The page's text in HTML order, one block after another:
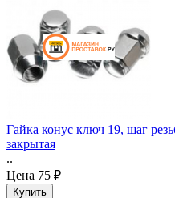
Гайка конус ключ 19, шаг
закрытая
..
Цена 75 ₽